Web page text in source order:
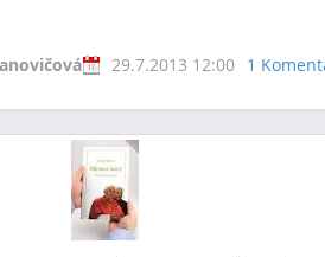
29.7.2013 12:00 1